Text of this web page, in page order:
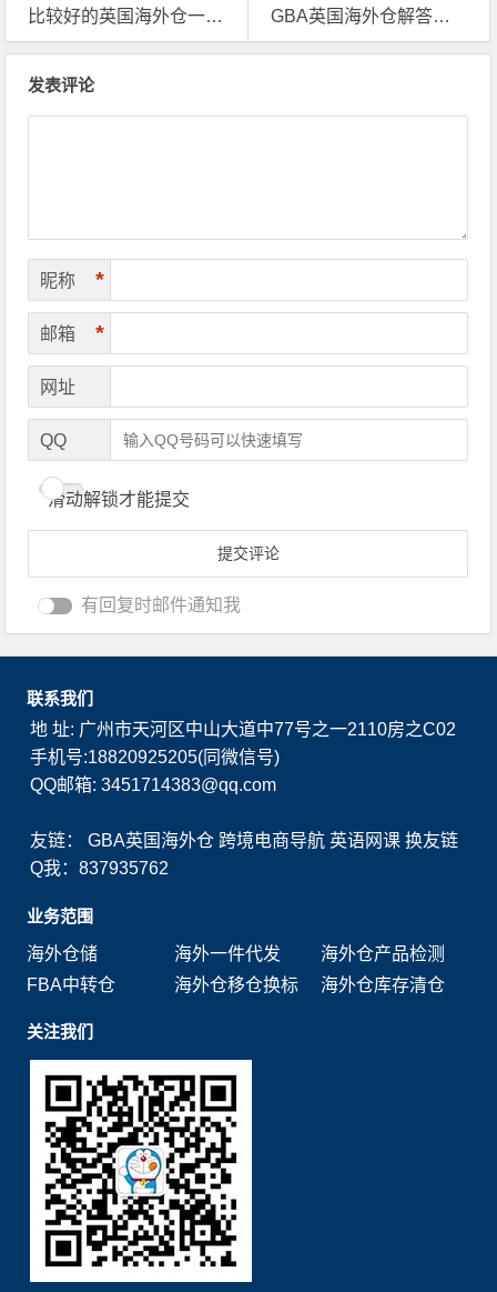
比较好的英国海外仓一件代发是哪家
GBA英国海外仓解答：英国海外仓代发流程是什么样的？
发表评论
昵称 *
邮箱 *
网址
QQ
滑动解锁才能提交
有回复时邮件通知我
联系我们
地 址: 广州市天河区中山大道中77号之一2110房之C02
手机号:18820925205(同微信号)
QQ邮箱: 3451714383@qq.com
友链：GBA英国海外仓 跨境电商导航 英语网课 换友链
Q我：837935762
业务范围
海外仓储
海外一件代发
海外仓产品检测
FBA中转仓
海外仓移仓换标 海外仓库存清仓
关注我们